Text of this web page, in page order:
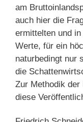
am
auch hier die
ermittelten und
Werte, für ein
naturbedingt nur
die
Zur Methodik der
diese